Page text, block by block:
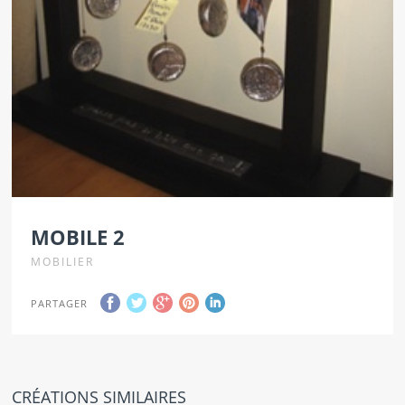
MOBILE 2
MOBILIER
PARTAGER
CRÉATIONS SIMILAIRES